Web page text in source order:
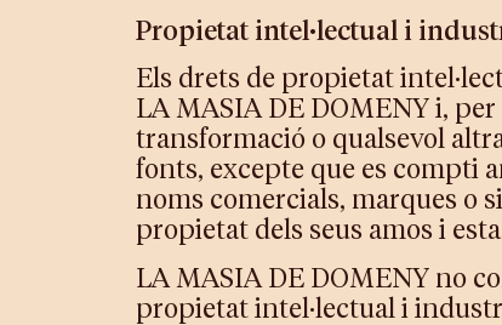
Propietat intel·lectual i
Els drets de propietat
LA MASIA DE DOMENY i,
transformació o qualsevol
fonts, excepte que es compti
noms comercials, marques o
propietat dels seus amos i
LA MASIA DE DOMENY no
propietat intel·lectual i